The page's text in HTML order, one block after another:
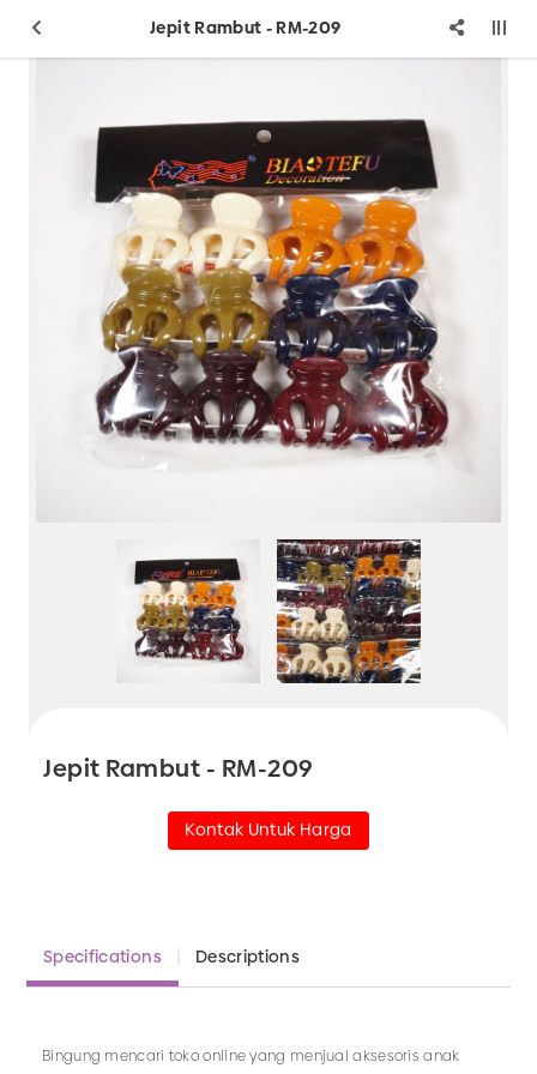
Jepit Rambut - RM-209
Jepit Rambut - RM-209
Kontak Untuk Harga
Specifications Descriptions
Bingung mencari toko online yang menjual aksesoris anak